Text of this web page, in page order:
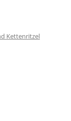
Kettenritzel